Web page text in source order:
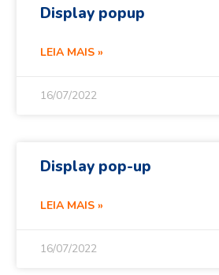
Display popup
LEIA MAIS »
16/07/2022
Display pop-up
LEIA MAIS »
16/07/2022